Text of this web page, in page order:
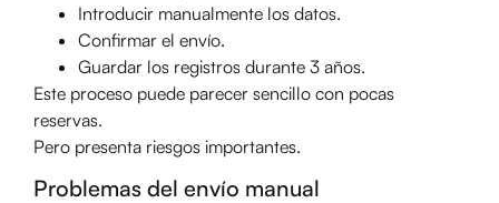
Introducir manualmente los datos.
Confirmar el envío.
Guardar los registros durante 3 años.
Este proceso puede parecer sencillo con pocas
reservas.
Pero presenta riesgos importantes.
Problemas del envío manual